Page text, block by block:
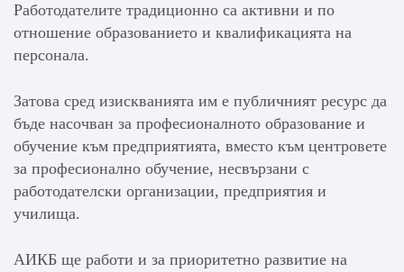
Работодателите традиционно са активни и по
отношение образованието и квалификацията на
персонала.
Затова сред изискванията им е публичният ресурс да
бъде насочван за професионалното образование и
обучение към предприятията, вместо към центровете
за професионално обучение, несвързани с
работодателски организации, предприятия и
училища.
АИКБ ще работи и за приоритетно развитие на